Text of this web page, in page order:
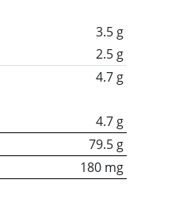
3.5 g
2.5 g
4.7 g
4.7 g
79.5 g
180 mg